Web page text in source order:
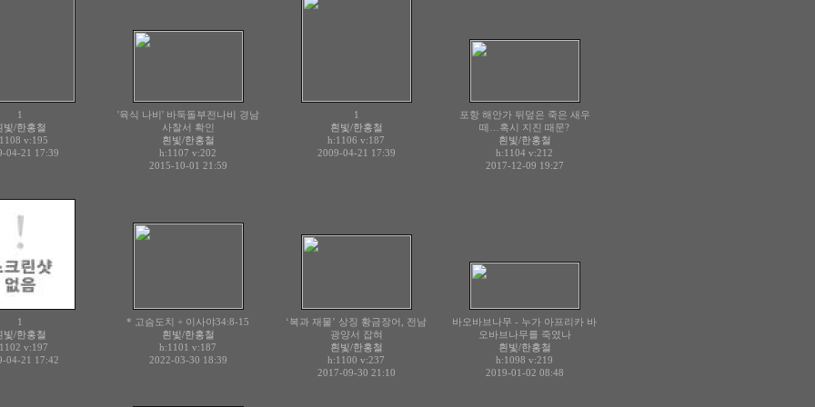
1
빛/한홍철
v:195
04-21 17:39
'육식 나비' 바둑돌부전나비 경남
사찰서 확인
흰빛/한홍철
h:1107 v:202
2015-10-01 21:59
1
흰빛/한홍철
h:1106 v:187
2009-04-21 17:39
포항 해안가 뒤덮은 죽은 새우
떼…혹시 지진 때문?
흰빛/한홍철
h:1104 v:212
2017-12-09 19:27
1
빛/한홍철
v:197
04-21 17:42
* 고슴도치 + 이사야34:8-15
흰빛/한홍철
h:1101 v:187
2022-03-30 18:39
‘복과 재물’ 상징 황금장어, 전남
광양서 잡혀
흰빛/한홍철
h:1100 v:237
2017-09-30 21:10
바오바브나무 - 누가 아프리카 바
오바브나무를 죽였나
흰빛/한홍철
h:1098 v:219
2019-01-02 08:48